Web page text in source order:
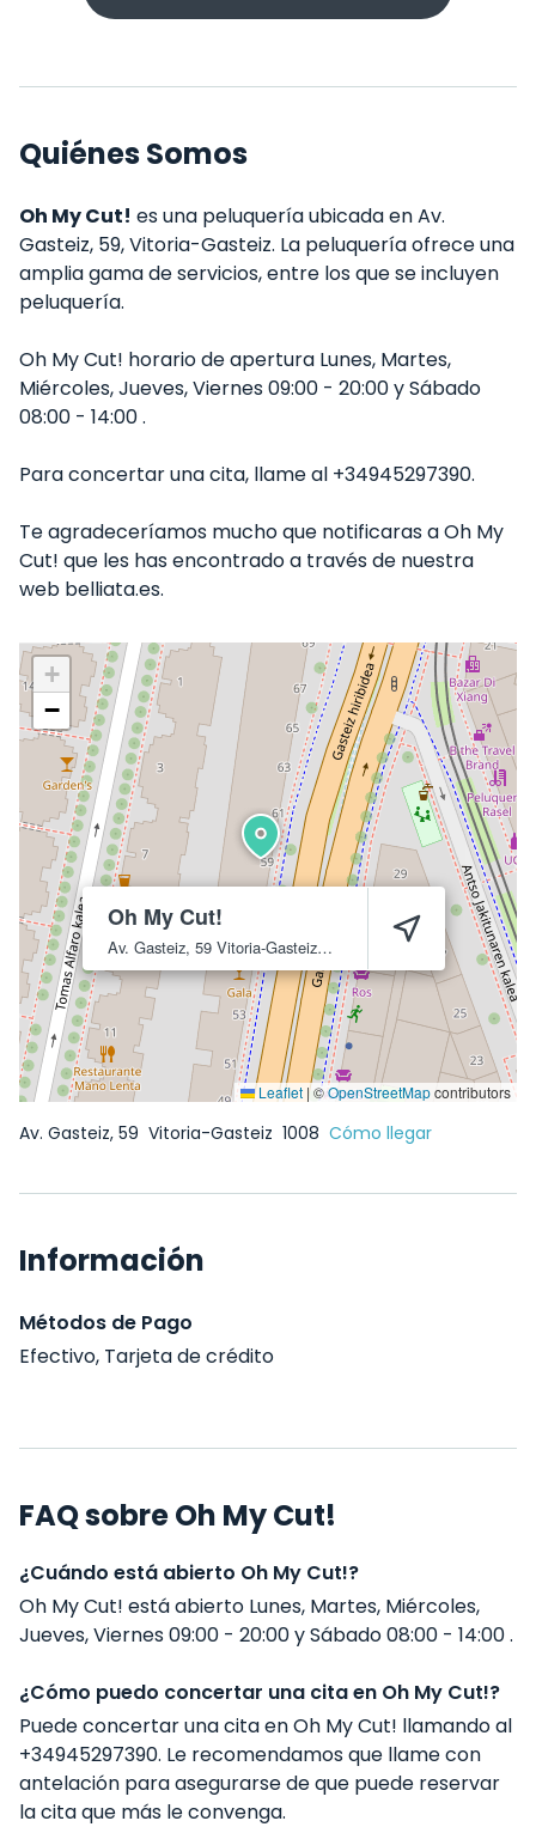
Quiénes Somos
Oh My Cut! es una peluquería ubicada en Av.
Gasteiz, 59, Vitoria-Gasteiz. La peluquería ofrece una
amplia gama de servicios, entre los que se incluyen
peluquería.
Oh My Cut! horario de apertura Lunes, Martes,
Miércoles, Jueves, Viernes 09:00 - 20:00 y Sábado
08:00 - 14:00 .
Para concertar una cita, llame al +34945297390.
Te agradeceríamos mucho que notificaras a Oh My
Cut! que les has encontrado a través de nuestra
web belliata.es.
Oh My Cut!
Av. Gasteiz, 59 Vitoria-Gasteiz 1008
+
−
Leaflet |©OpenStreetMapcontributors
Av. Gasteiz, 59 Vitoria-Gasteiz 1008 Cómo llegar
Información
Métodos de Pago
Efectivo, Tarjeta de crédito
FAQ sobre Oh My Cut!
¿Cuándo está abierto Oh My Cut!?
Oh My Cut! está abierto Lunes, Martes, Miércoles,
Jueves, Viernes 09:00 - 20:00 y Sábado 08:00 - 14:00 .
¿Cómo puedo concertar una cita en Oh My Cut!?
Puede concertar una cita en Oh My Cut! llamando al
+34945297390. Le recomendamos que llame con
antelación para asegurarse de que puede reservar
la cita que más le convenga.